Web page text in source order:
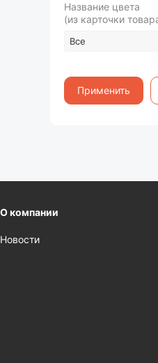
Название цвета
(из карточки
Все
Применить
О компании
Новости